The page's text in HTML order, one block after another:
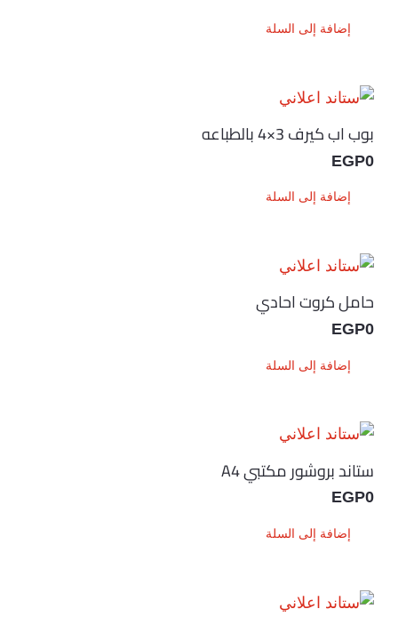
إضافة إلى السلة
بوب اب كيرف 3×4 بالطباعه
EGP0
إضافة إلى السلة
حامل كروت احادي
EGP0
إضافة إلى السلة
ستاند بروشور مكتبي A4
EGP0
إضافة إلى السلة